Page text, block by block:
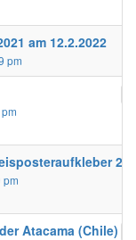
am 12.2.2022
pm
pm
Atacama (Chile)